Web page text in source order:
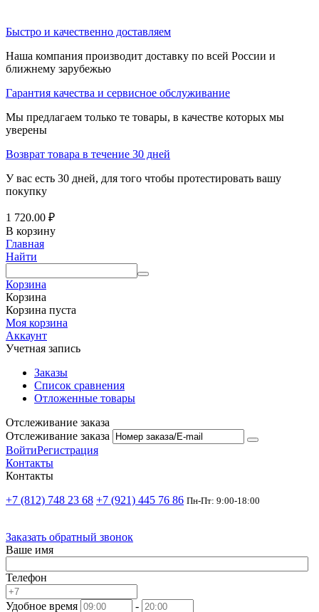
Быстро и качественно доставляем
Наша компания производит доставку по всей России и
ближнему зарубежью
Гарантия качества и сервисное обслуживание
Мы предлагаем только те товары, в качестве которых мы
уверены
Возврат товара в течение 30 дней
У вас есть 30 дней, для того чтобы протестировать вашу
покупку
1 720.00 ₽
В корзину
Главная
Найти
Корзина
Корзина
Корзина пуста
Моя корзина
Аккаунт
Учетная запись
Заказы
Список сравнения
Отложенные товары
Отслеживание заказа
Отслеживание заказа
ВойтиРегистрация
Контакты
Контакты
+7 (812) 748 23 68 +7 (921) 445 76 86 Пн-Пт: 9:00-18:00
Заказать обратный звонок
Ваше имя
Телефон
Удобное время -